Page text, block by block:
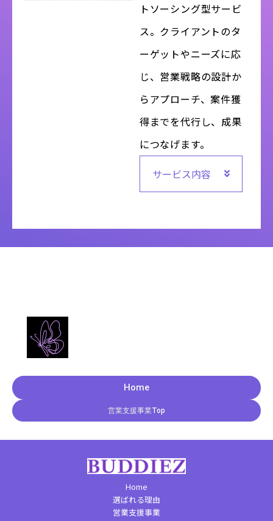
トソーシング型サービ
ス。クライアントのタ
ーゲットやニーズに応
じ、営業戦略の設計か
らアプローチ、案件獲
得までを代行し、成果
につなげます。
サービス内容
Home
営業支援事業Top
Home
選ばれる理由
営業支援事業